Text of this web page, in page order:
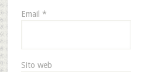
Email *
Sito web